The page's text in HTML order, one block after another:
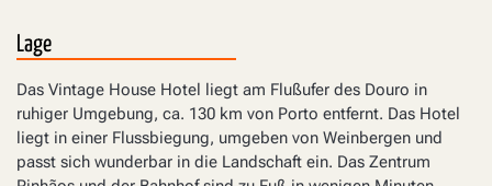
Lage
Das Vintage House Hotel liegt am Flußufer des Douro in
ruhiger Umgebung, ca. 130 km von Porto entfernt. Das Hotel
liegt in einer Flussbiegung, umgeben von Weinbergen und
passt sich wunderbar in die Landschaft ein. Das Zentrum